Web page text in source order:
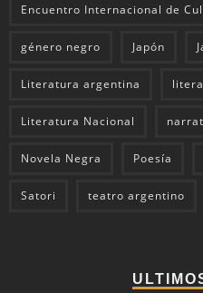
Encuentro Internacional de
género negro Japón
Literatura argentina
Literatura Nacional
Novela Negra Poesía
Satori teatro argentino